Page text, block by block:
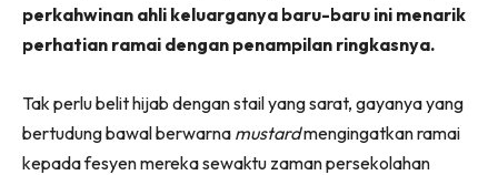
perkahwinan ahli keluarganya baru-baru ini menarik
perhatian ramai dengan penampilan ringkasnya.
Tak perlu belit hijab dengan stail yang sarat, gayanya yang
bertudung bawal berwarna mustardmengingatkan ramai
kepada fesyen mereka sewaktu zaman persekolahan